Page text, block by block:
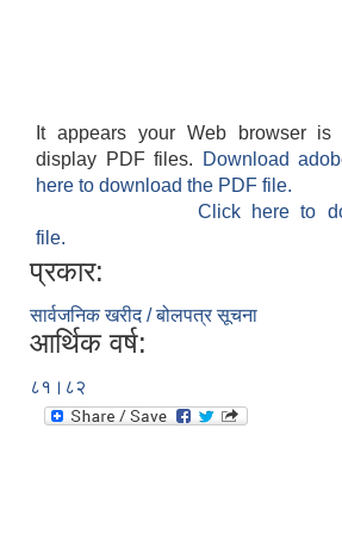
It appears your Web browser is
display PDF files.
Download
here to download the PDF file.
Click here to
file.
प्रकार:
सार्वजनिक खरीद / बोलपत्र सूचना
आर्थिक वर्ष:
८१।८२